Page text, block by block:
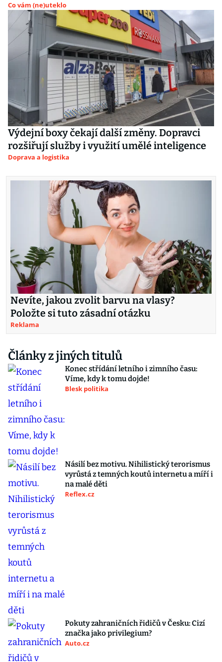
Co vám (ne)uteklo
Výdejní boxy čekají další změny. Dopravci
rozšiřují služby i využití umělé inteligence
Doprava a logistika
Nevíte, jakou zvolit barvu na vlasy?
Položte si tuto zásadní otázku
Reklama
Články z jiných titulů
Konec střídání letního i zimního času:
Víme, kdy k tomu dojde!
Blesk politika
Násilí bez motivu. Nihilistický terorismus
vyrůstá z temných koutů internetu a míří i
na malé děti
Reflex.cz
Pokuty zahraničních řidičů v Česku: Cizí
značka jako privilegium?
Auto.cz